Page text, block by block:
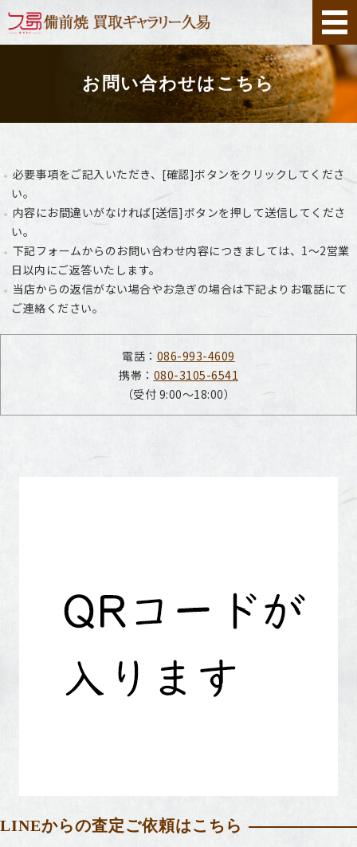
ホーム
出張買取
店舗案内
お問い合わせ
お問い合わせはこちら
必要事項をご記入いただき、[確認]ボタンをクリックしてくださ
い。
内容にお間違いがなければ[送信]ボタンを押して送信してくださ
い。
下記フォームからのお問い合わせ内容につきましては、1～2営業
日以内にご返答いたします。
当店からの返信がない場合やお急ぎの場合は下記よりお電話にて
ご連絡ください。
電話： 086-993-4609
携帯： 080-3105-6541
（受付 9:00～18:00）
LINEからの査定ご依頼はこちら